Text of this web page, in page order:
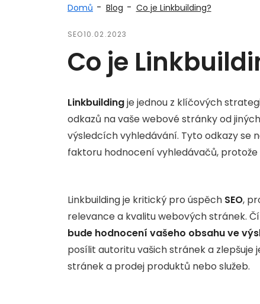
Domů - Blog - Co je Linkbuilding?
SEO10.02.2023
Co je
Linkbuildingje jednou z klíčových
odkazů na vaše webové stránky od
výsledcích vyhledávání. Tyto odkazy se
faktoru hodnocení vyhledávačů,
Linkbuilding je kritický pro úspěch SEO,
relevance a kvalitu webových stránek.
bude hodnocení vašeho obsahu ve
posílit autoritu vašich stránek a zlepšuje
stránek a prodej produktů nebo služeb.